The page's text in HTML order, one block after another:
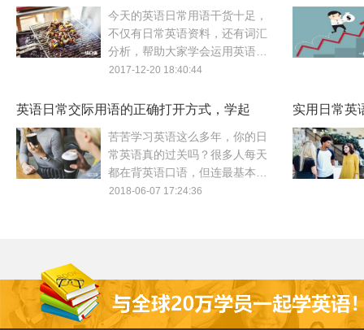
家
今天的英语日常用语干货十足，
不仅有日常英语资料，还有词汇
分析，帮助大家学会运用英语日
常用语2000句，本文的英语日常
2017-12-20 18:40:44
英语日常交际用语的正确打开方式，学起
来！
苦苦学习英语这么多年，你的日
常英语真的过关吗？很多人每天
都在背英语口语，但连最基本的
英语日常用语都不记得几句。今
2018-06-07 17:24:36
实用日常英
对